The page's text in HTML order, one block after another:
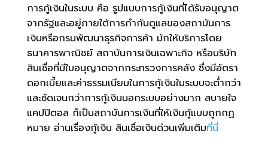
การกู้เงินในระบบ คือ รูปแบบการกู้เงินที่ได้รับอนุญาต
จากรัฐและอยู่ภายใต้การกำกับดูแลของสถาบันการ
เงินหรือกรมพัฒนาธุรกิจการค้า มักให้บริการโดย
ธนาคารพาณิชย์ สถาบันการเงินเฉพาะกิจ หรือบริษัท
สินเชื่อที่มีใบอนุญาตจากกระทรวงการคลัง ซึ่งมีอัตรา
ดอกเบี้ยและค่าธรรมเนียมในการกู้เงินในระบบจะต่ำกว่า
และชัดเจนกว่าการกู้เงินนอกระบบอย่างมาก สบายใจ
แคปปิตอล ก็เป็นสถาบันการเงินที่ให้เงินกู้แบบถูกกฏ
หมาย อ่านเรื่องกู้เงิน สินเชื่อเงินด่วนเพิ่มเติมที่นี่